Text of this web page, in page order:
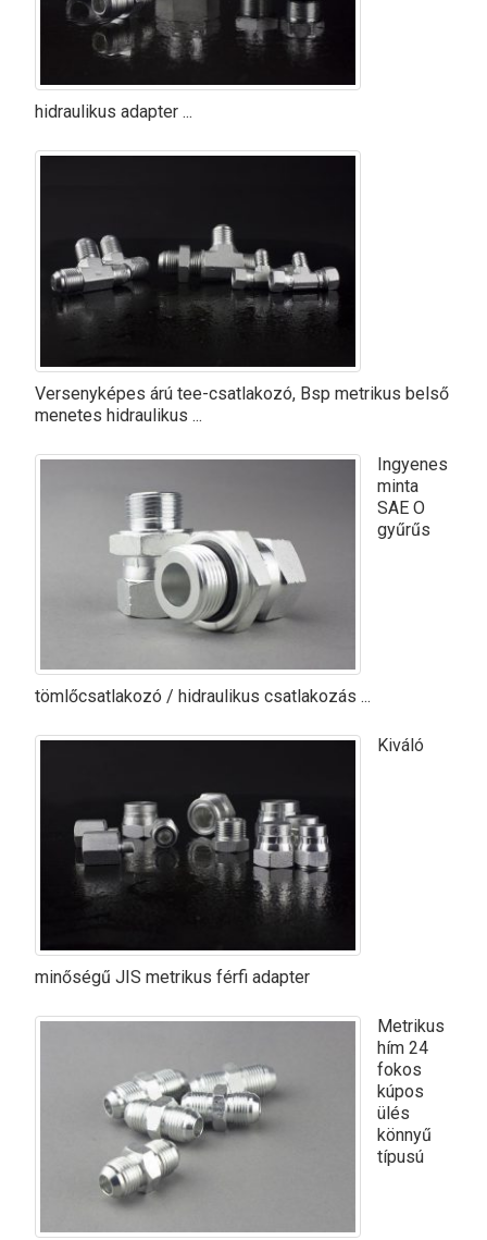
hidraulikus adapter ...
Versenyképes árú tee-csatlakozó, Bsp metrikus belső
menetes hidraulikus ...
Ingyenes
minta
SAE O
gyűrűs
tömlőcsatlakozó / hidraulikus csatlakozás ...
Kiváló
minőségű JIS metrikus férfi adapter
Metrikus
hím 24
fokos
kúpos
ülés
könnyű
típusú